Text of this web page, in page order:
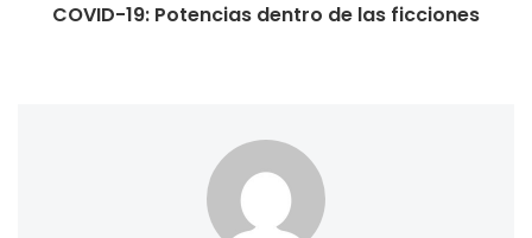
COVID-19: Potencias dentro de las ficciones